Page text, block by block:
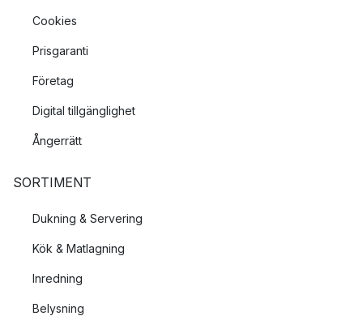
Cookies
Prisgaranti
Företag
Digital tillgänglighet
Ångerrätt
SORTIMENT
Dukning & Servering
Kök & Matlagning
Inredning
Belysning